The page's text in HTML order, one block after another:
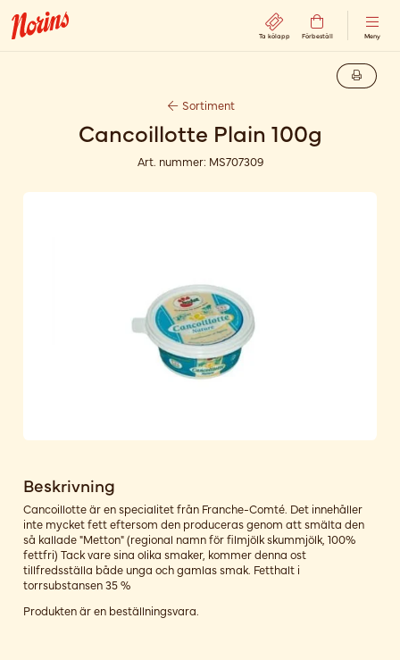
Ta kölapp Förbeställ Meny
Sortiment
Cancoillotte Plain 100g
Art. nummer: MS707309
Beskrivning
Cancoillotte är en specialitet från Franche-Comté. Det innehåller
inte mycket fett eftersom den produceras genom att smälta den
så kallade "Metton" (regional namn för filmjölk skummjölk, 100%
fettfri) Tack vare sina olika smaker, kommer denna ost
tillfredsställa både unga och gamlas smak. Fetthalt i
torrsubstansen 35 %
Produkten är en beställningsvara.